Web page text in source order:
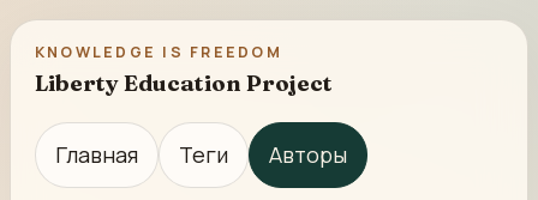
KNOWLEDGE IS FREEDOM
Liberty Education Project
Главная Теги Авторы